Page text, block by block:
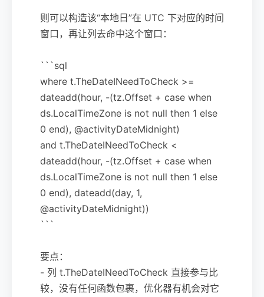
则可以构造该“本地日”在 UTC 下对应的时间
窗口，再让列去命中这个窗口：
```sql
where t.TheDateINeedToCheck >=
dateadd(hour, -(tz.Offset + case when
ds.LocalTimeZone is not null then 1 else
0 end), @activityDateMidnight)
and t.TheDateINeedToCheck <
dateadd(hour, -(tz.Offset + case when
ds.LocalTimeZone is not null then 1 else
0 end), dateadd(day, 1,
@activityDateMidnight))
```
要点：
- 列 t.TheDateINeedToCheck 直接参与比
较，没有任何函数包裹，优化器有机会对它